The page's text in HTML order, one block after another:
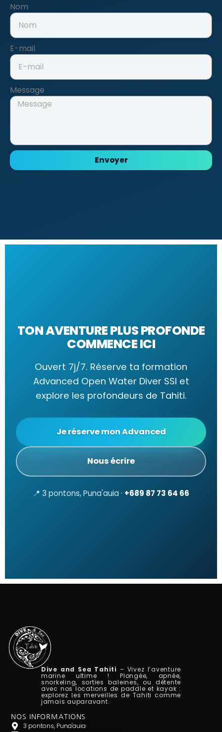
Nom
E-mail
Message
Envoyer
TON AVENTURE PLUS PROFONDE
COMMENCE ICI
Ouvert 7j/7. Réserve ta formation
Advanced Open Water Diver SSI et
explore les profondeurs de Tahiti.
Je réserve mon Advanced
Nous écrire
📍 3 pontons, Puna'auia · +689 87 73 64 66
Dive and Sea Tahiti – Vivez l’aventure
marine ultime ! Plongée, apnée,
snorkeling, sorties baleines, ou détente
avec nos locations de paddle et kayak :
explorez les merveilles de Tahiti comme
jamais auparavant.
NOS INFORMATIONS
3 pontons, Puna'auia